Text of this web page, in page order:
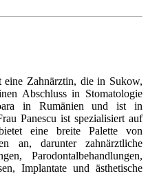
Zahnärztin, die in Sukow,
Abschluss in Stomatologie
in Rumänien und ist in
Panescu ist spezialisiert auf
eine breite Palette von
an, darunter zahnärztliche
Parodontalbehandlungen,
Implantate und ästhetische